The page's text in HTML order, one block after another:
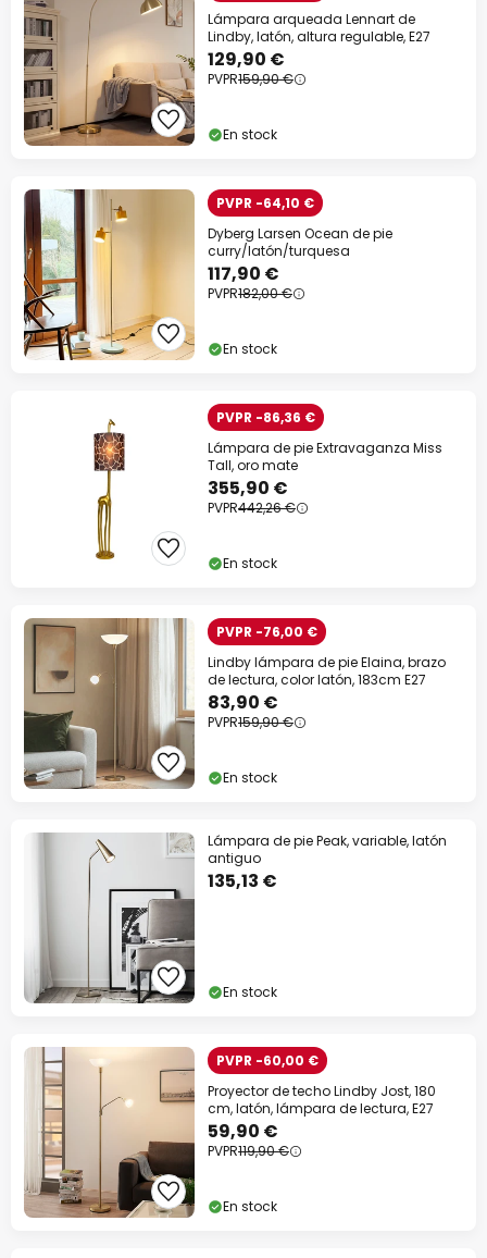
Lámpara arqueada Lennart de
Lindby, latón, altura regulable, E27
129,90 €
PVPR159,90 €
En stock
PVPR -64,10 €
Dyberg Larsen Ocean de pie
curry/latón/turquesa
117,90 €
PVPR182,00 €
En stock
PVPR -86,36 €
Lámpara de pie Extravaganza Miss
Tall, oro mate
355,90 €
PVPR442,26 €
En stock
PVPR -76,00 €
Lindby lámpara de pie Elaina, brazo
de lectura, color latón, 183cm E27
83,90 €
PVPR159,90 €
En stock
Lámpara de pie Peak, variable, latón
antiguo
135,13 €
En stock
PVPR -60,00 €
Proyector de techo Lindby Jost, 180
cm, latón, lámpara de lectura, E27
59,90 €
PVPR119,90 €
En stock